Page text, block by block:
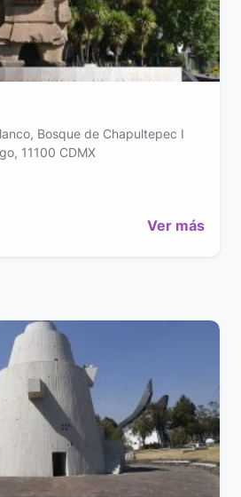
Bosque de Chapultepec I
11100 CDMX
Ver más